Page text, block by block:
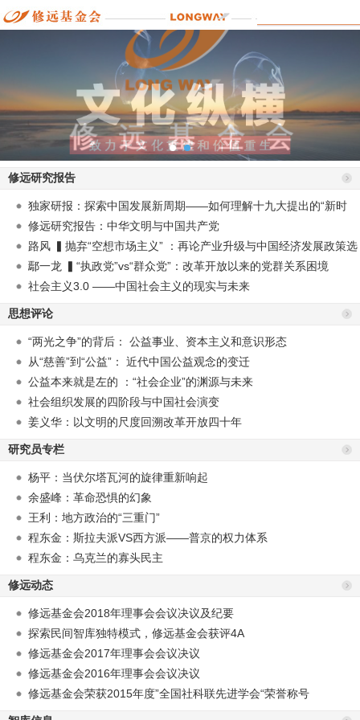
修远研究报告
独家研报：探索中国发展新周期——如何理解十九大提出的“新时
代”？
修远研究报告：中华文明与中国共产党
路风 ▍抛弃“空想市场主义” ：再论产业升级与中国经济发展政策选
择
鄢一龙 ▍“执政党”vs“群众党”：改革开放以来的党群关系困境
社会主义3.0 ——中国社会主义的现实与未来
思想评论
“两光之争”的背后： 公益事业、资本主义和意识形态
从“慈善”到“公益”： 近代中国公益观念的变迁
公益本来就是左的 ：“社会企业”的渊源与未来
社会组织发展的四阶段与中国社会演变
姜义华：以文明的尺度回溯改革开放四十年
研究员专栏
杨平：当伏尔塔瓦河的旋律重新响起
余盛峰：革命恐惧的幻象
王利：地方政治的“三重门”
程东金：斯拉夫派VS西方派——普京的权力体系
程东金：乌克兰的寡头民主
修远动态
修远基金会2018年理事会会议决议及纪要
探索民间智库独特模式，修远基金会获评4A
修远基金会2017年理事会会议决议
修远基金会2016年理事会会议决议
修远基金会荣获2015年度”全国社科联先进学会“荣誉称号